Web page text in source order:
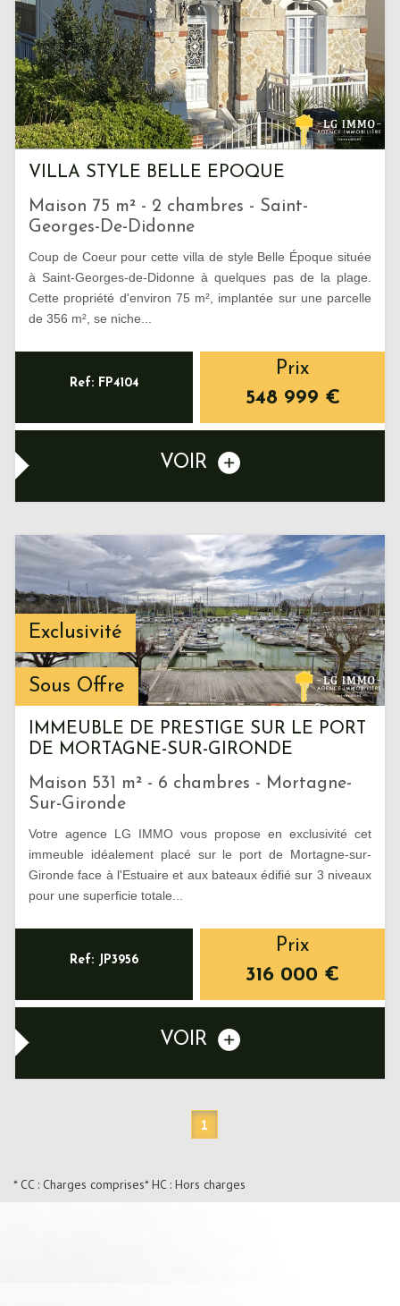
VILLA STYLE BELLE EPOQUE
Maison 75 m² - 2 chambres - Saint-
Georges-De-Didonne
Coup de Coeur pour cette villa de style Belle Époque située
à Saint-Georges-de-Didonne à quelques pas de la plage.
Cette propriété d'environ 75 m², implantée sur une parcelle
de 356 m², se niche...
Ref: FP4104
Prix
548 999 €
VOIR
Sous Offre
Exclusivité
IMMEUBLE DE PRESTIGE SUR LE PORT
DE MORTAGNE-SUR-GIRONDE
Maison 531 m² - 6 chambres - Mortagne-
Sur-Gironde
Votre agence LG IMMO vous propose en exclusivité cet
immeuble idéalement placé sur le port de Mortagne-sur-
Gironde face à l'Estuaire et aux bateaux édifié sur 3 niveaux
pour une superficie totale...
Ref: JP3956
Prix
316 000 €
VOIR
1
* CC : Charges comprises* HC : Hors charges